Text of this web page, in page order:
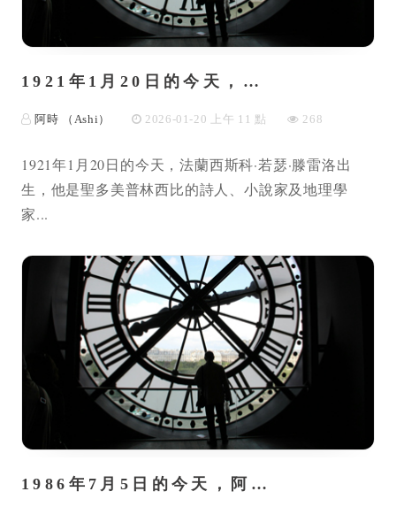
1921年1月20日的今天，…
阿時 （Ashi） 2026-01-20 上午 11 點 268
1921年1月20日的今天，法蘭西斯科·若瑟·滕雷洛出
生，他是聖多美普林西比的詩人、小說家及地理學
家...
1986年7月5日的今天，阿…